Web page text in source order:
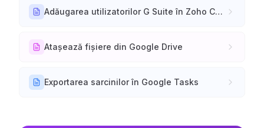
Adăugarea utilizatorilor G Suite în Zoho CRM
Atașează fișiere din Google Drive
Exportarea sarcinilor în Google Tasks